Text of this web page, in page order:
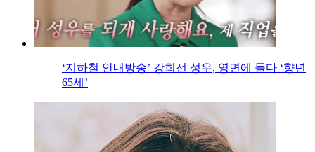
‘지하철 안내방송’ 강희선 성우, 영면에 들다 ‘향년
65세’